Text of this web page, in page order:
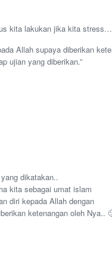
kita lakukan jika kita
Allah supaya diberikan
ujian yang diberikan.”
dikatakan..
kita sebagai umat islam
diri kepada Allah dengan
ketenangan oleh Nya..